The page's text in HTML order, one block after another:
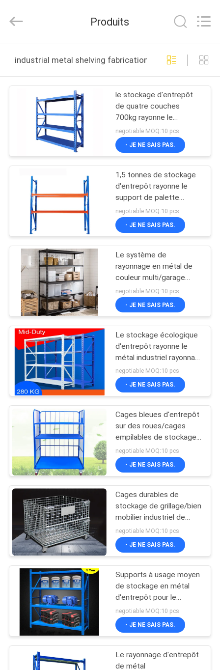
PRODUITS
VIDÉOS
SUJET
NOUS
VISITE
D'USINE
CONTRÔLE
QUALITÉ
CONTACTEZ-
NOUS
DEMANDEZ
UNE
CITATION
PLAN
DU
SITE
PRIVACY
POLICY
Display
Shelves
Rights
Produits
industrial metal shelving fabrication en ligne
le stockage d'entrepôt
de quatre couches
700kg rayonne le
rayonnage en métal de
défilement ligne par ligne
de stockage d'entrepôt
negotiable MOQ:10 pcs
- JE NE SAIS PAS.
1,5 tonnes de stockage
d'entrepôt rayonne le
support de palette
enterrant le cadre fort
negotiable MOQ:10 pcs
- JE NE SAIS PAS.
Le système de
rayonnage en métal de
couleur multi/garage
industriels en métal
enterre la longue durée
de vie
negotiable MOQ:10 pcs
- JE NE SAIS PAS.
Le stockage écologique
d'entrepôt rayonne le
métal industriel rayonnant
2000*600*2000mm
negotiable MOQ:10 pcs
- JE NE SAIS PAS.
Cages bleues d'entrepôt
sur des roues/cages
empilables de stockage
avec des étagères
negotiable MOQ:10 pcs
- JE NE SAIS PAS.
Cages durables de
stockage de grillage/bien
mobilier industriel de
cage de stockage
negotiable MOQ:10 pcs
- JE NE SAIS PAS.
Supports à usage moyen
de stockage en métal
d'entrepôt pour le
matériel
2000*600*2000mm
negotiable MOQ:10 pcs
- JE NE SAIS PAS.
Le rayonnage d'entrepôt
de métal